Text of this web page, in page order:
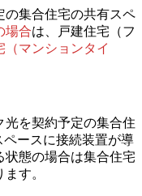
の集合住宅の共有スペ
場合は、
戸建住宅（フ
（マンションタイ
を契約予定の集合住
ペースに接続装置が導
状態の場合は集合住宅
す。